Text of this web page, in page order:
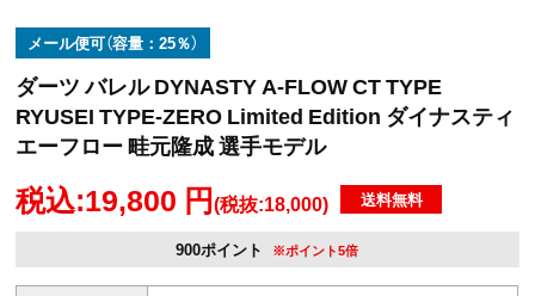
メール便可（容量：25％）
ダーツ バレル DYNASTY A-FLOW CT TYPE
RYUSEI TYPE-ZERO Limited Edition ダイナスティ
エーフロー 畦元隆成 選手モデル
税込:19,800 円(税抜:18,000) 送料無料
900ポイント ※ポイント5倍